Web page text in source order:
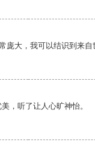
庞大，我可以结识到来自
，听了让人心旷神怡。